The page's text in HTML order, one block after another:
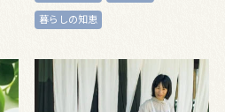
暮らしの知恵